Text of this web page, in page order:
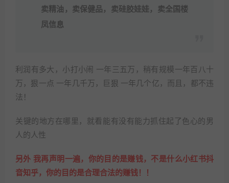
卖精油，卖保健品，卖硅胶娃娃，卖全国楼
凤信息
利润有多大，小打小闹 一年三五万，稍有规模一年百八十
万，狠一点 一年几千万，巨狠 一年几个亿，而且，都不违
法！
关键的地方在哪里，就看能有没有能力抓住起了色心的男
人的人性
另外 我再声明一遍，你的目的是赚钱，不是什么小红书抖
音知乎，你的目的是合理合法的赚钱！！